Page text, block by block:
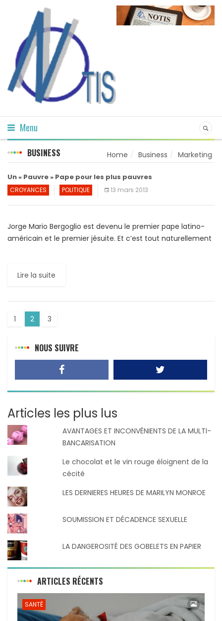
Menu
BUSINESS Home Business Marketing
Un « Pauvre » Pape pour les plus pauvres
CROYANCES POLITIQUE 13 mars 2013
Jorge Mario Bergoglio est devenu le premier pape latino-
américain et le premier jésuite. Et c’est tout naturellement
Lire la suite
1 2 3
NOUS SUIVRE
Articles les plus lus
AVANTAGES ET INCONVÉNIENTS DE LA MULTI-
BANCARISATION
Le chocolat et le vin rouge éloignent de la
cécité
LES DERNIERES HEURES DE MARILYN MONROE
SOUMISSION ET DÉCADENCE SEXUELLE
LA DANGEROSITÉ DES GOBELETS EN PAPIER
ARTICLES RÉCENTS
SANTÉ